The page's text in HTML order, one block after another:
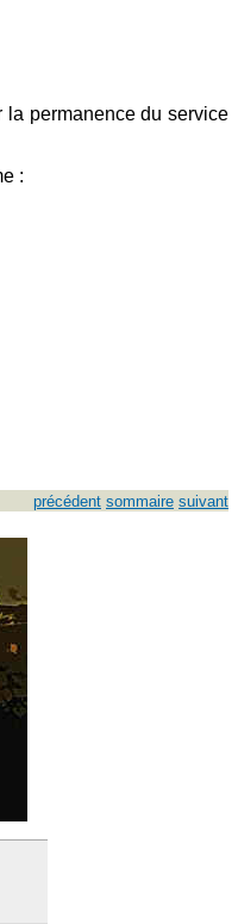
la permanence du service
:
précédent sommaire suivant